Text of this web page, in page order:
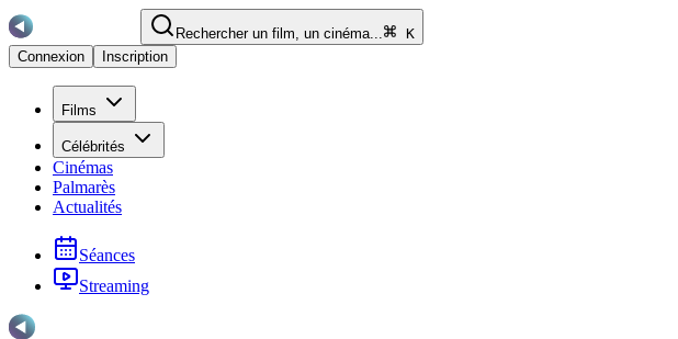
Rechercher un film, un cinéma...
K
Connexion
Inscription
Films
Célébrités
Cinémas
Palmarès
Actualités
Séances
Streaming